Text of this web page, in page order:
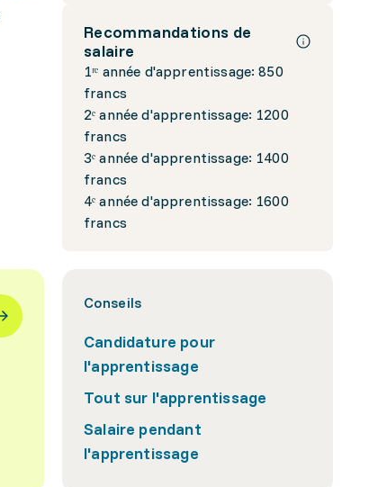
Recommandations de
salaire
1ʳᵉ année d'apprentissage: 850
francs
2ᵉ année d'apprentissage: 1200
francs
3ᵉ année d'apprentissage: 1400
francs
4ᵉ année d'apprentissage: 1600
francs
Conseils
Candidature pour
l'apprentissage
Tout sur l'apprentissage
Salaire pendant
l'apprentissage